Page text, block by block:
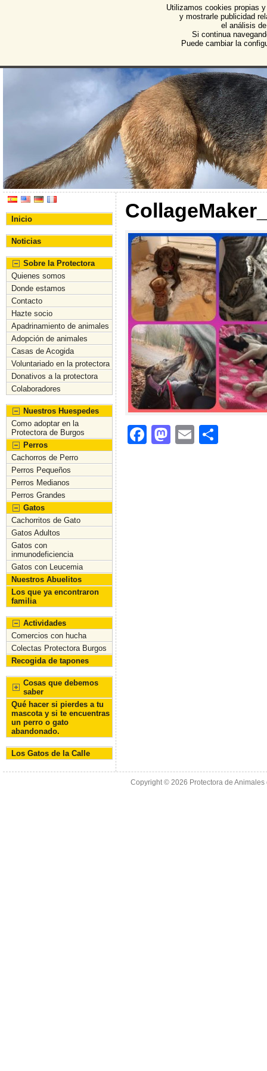
Protectora de Animales
Asociación Protectora de Animales y Plantas de
Inicio
Noticias
Sobre la Protectora
Quienes somos
Donde estamos
Contacto
Hazte socio
Apadrinamiento de animales
Adopción de animales
Casas de Acogida
Voluntariado en la protectora
Donativos a la protectora
Colaboradores
Nuestros Huespedes
Como adoptar en la
Protectora de Burgos
Perros
Cachorros de Perro
Perros Pequeños
Perros Medianos
Perros Grandes
Gatos
Cachorritos de Gato
Gatos Adultos
Gatos con
inmunodeficiencia
Gatos con Leucemia
Nuestros Abuelitos
Los que ya encontraron
familia
Actividades
Comercios con hucha
Colectas Protectora Burgos
Recogida de tapones
Cosas que debemos
saber
Qué hacer si pierdes a tu
mascota y si te encuentras
un perro o gato
abandonado.
Los Gatos de la Calle
F
M
E
Copyright © 2026 Protectora de Animales
Utilizamos cookies propias
y mostrarle publicidad
el análisis
Si continua
Puede cambiar la